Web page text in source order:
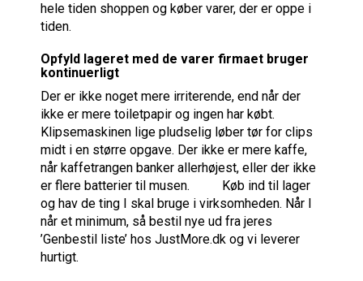
hele tiden shoppen og køber varer, der er oppe i
tiden.
Opfyld lageret med de varer firmaet bruger
kontinuerligt
Der er ikke noget mere irriterende, end når der
ikke er mere toiletpapir og ingen har købt.
Klipsemaskinen lige pludselig løber tør for clips
midt i en større opgave. Der ikke er mere kaffe,
når kaffetrangen banker allerhøjest, eller der ikke
er flere batterier til musen. Køb ind til lager
og hav de ting I skal bruge i virksomheden. Når I
når et minimum, så bestil nye ud fra jeres
’Genbestil liste’ hos JustMore.dk og vi leverer
hurtigt.